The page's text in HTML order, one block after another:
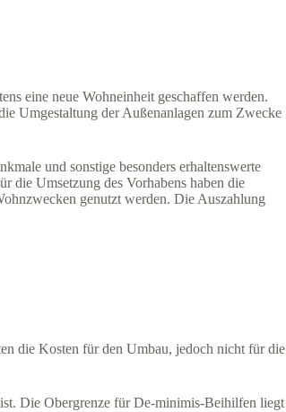
eine neue Wohneinheit geschaffen werden.
Umgestaltung der Außenanlagen zum Zwecke
und sonstige besonders erhaltenswerte
die Umsetzung des Vorhabens haben die
genutzt werden. Die Auszahlung
die Kosten für den Umbau, jedoch nicht für die
Die Obergrenze für De-minimis-Beihilfen liegt